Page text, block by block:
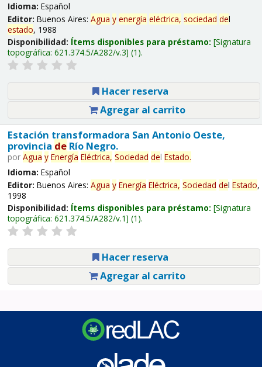
Idioma: Español
Editor: Buenos Aires: Agua y energía eléctrica, sociedad del
estado, 1988
Disponibilidad: Ítems disponibles para préstamo: Signatura
topográfica: 621.374.5/A282/v.3 (1).
Hacer reserva
Agregar al carrito
Estación transformadora San Antonio Oeste,
provincia deRío Negro.
por Agua y Energía Eléctrica, Sociedad del Estado.
Idioma: Español
Editor: Buenos Aires: Agua y Energía Eléctrica, Sociedad del Estado,
1998
Disponibilidad: Ítems disponibles para préstamo: Signatura
topográfica: 621.374.5/A282/v.1 (1).
Hacer reserva
Agregar al carrito